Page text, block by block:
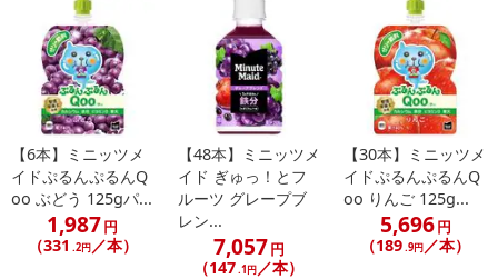
【6本】ミニッツメ
イドぷるんぷるんQ
oo ぶどう 125gパ...
1,987円
（331 .2円／本）
【48本】ミニッツメ
イド ぎゅっ！とフ
ルーツ グレープブ
レン...
7,057円
（147.1円 ／本）
【30本】ミニッツメ
イドぷるんぷるんQ
oo りんご 125g...
5,696円
（189.9円 ／本）